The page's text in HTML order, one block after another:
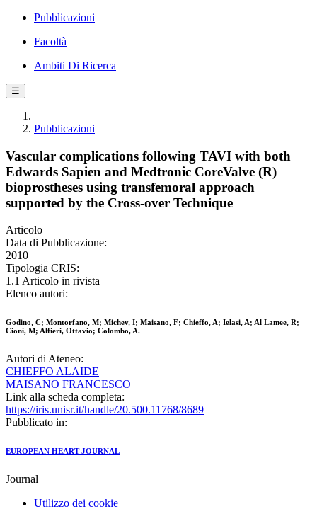
Pubblicazioni
Facoltà
Ambiti Di Ricerca
☰
Pubblicazioni
Vascular complications following TAVI with both
Edwards Sapien and Medtronic CoreValve (R)
bioprostheses using transfemoral approach
supported by the Cross-over Technique
Articolo
Data di Pubblicazione:
2010
Tipologia CRIS:
1.1 Articolo in rivista
Elenco autori:
Godino, C; Montorfano, M; Michev, I; Maisano, F; Chieffo, A; Ielasi, A; Al Lamee, R;
Cioni, M; Alfieri, Ottavio; Colombo, A.
Autori di Ateneo:
CHIEFFO ALAIDE
MAISANO FRANCESCO
Link alla scheda completa:
https://iris.unisr.it/handle/20.500.11768/8689
Pubblicato in:
EUROPEAN HEART JOURNAL
Journal
Utilizzo dei cookie